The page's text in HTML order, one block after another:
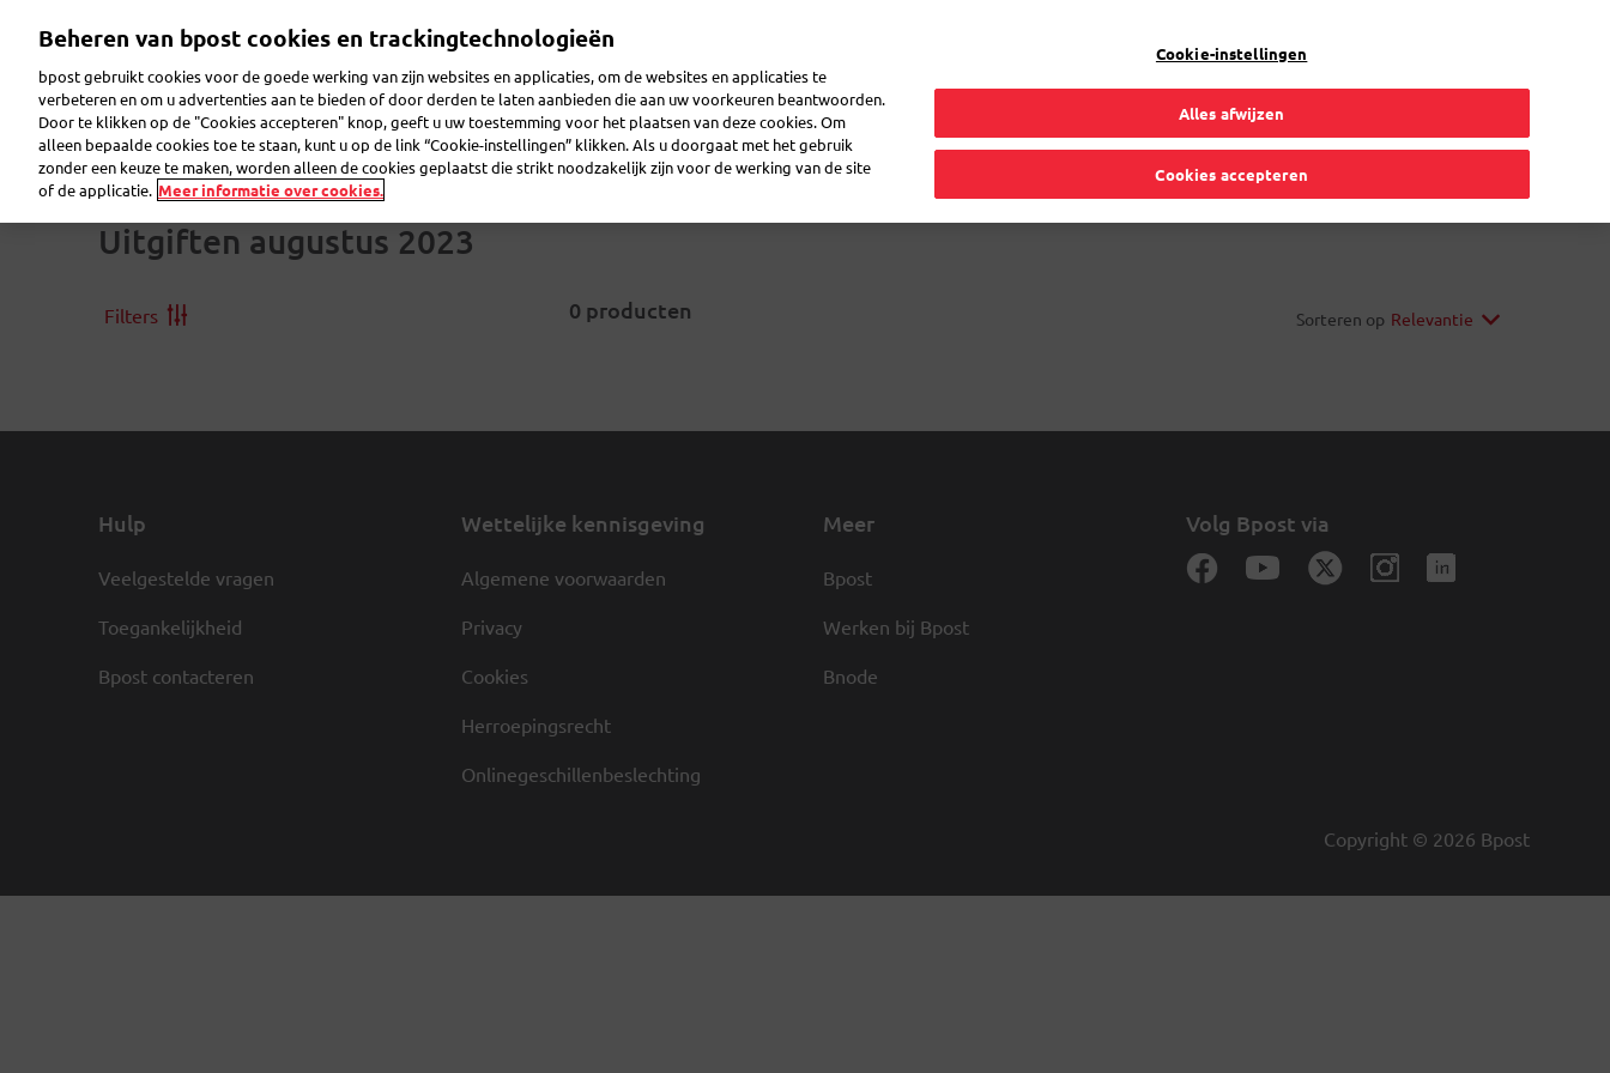
inhoud
Zoeken
Mijn account
FR
DE
Postzegels Verzamelaar Wenskaarten Verzendetiketten voor pakjes Enveloppes en dozen Atomaschriften Verhuis Volmachtkaart Online oplossingen
Uitgiften augustus 2023
Filters Sorteren op
0 producten
Hulp
Veelgestelde vragen
Toegankelijkheid
Bpost contacteren
Wettelijke kennisgeving
Algemene voorwaarden
Privacy
Cookies
Herroepingsrecht
Onlinegeschillenbeslechting
Meer
Bpost
Werken bij Bpost
Bnode
Volg Bpost via
Copyright © 2026 Bpost
Beheren van bpost cookies en trackingtechnologieën
bpost gebruikt cookies voor de goede werking van zijn websites en applicaties, om de websites en applicaties te
verbeteren en om u advertenties aan te bieden of door derden te laten aanbieden die aan uw voorkeuren beantwoorden.
Door te klikken op de "Cookies accepteren" knop, geeft u uw toestemming voor het plaatsen van deze cookies. Om
alleen bepaalde cookies toe te staan, kunt u op de link “Cookie-instellingen” klikken. Als u doorgaat met het gebruik
zonder een keuze te maken, worden alleen de cookies geplaatst die strikt noodzakelijk zijn voor de werking van de site
of de applicatie. Meer informatie over cookies.
Cookie-instellingen
Alles afwijzen
Cookies accepteren